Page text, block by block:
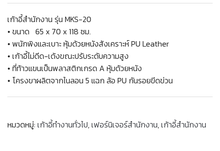
เก้าอี้สำนักงาน รุ่น MKS-20
• ขนาด 65 x 70 x 118 ซม.
• พนักพิงและเบาะ หุ้มด้วยหนังสังเคราะห์ PU Leather
• เก้าอี้ไม่ดีด-เด้งขณะปรับระดับความสูง
• ที่ท้าวแขนเป็นพลาสติกเกรด A หุ้มด้วยหนัง
• โครงขาผลิตจากไนลอน 5 แฉก ล้อ PU กันรอยขีดข่วน
หมวดหมู่: เก้าอี้ทำงานทั่วไป,เฟอร์นิเจอร์สำนักงาน,เก้าอี้สำนักงาน